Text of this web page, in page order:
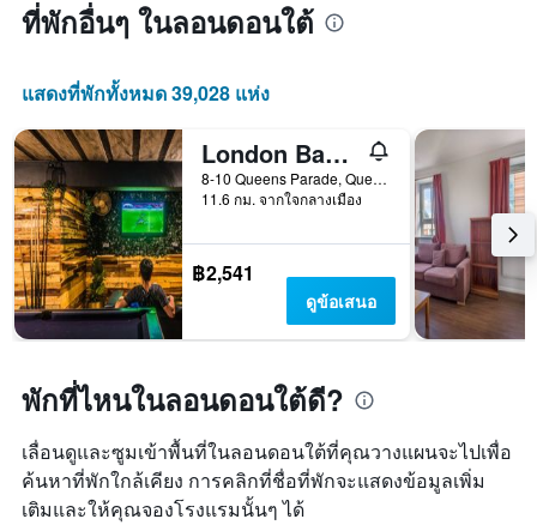
ที่พักอื่นๆ ในลอนดอนใต้
แสดงที่พักทั้งหมด 39,028 แห่ง
London Backpackers Youth Hostel 18 - 35 Years Old Only
8-10 Queens Parade, Queens Rd, ลอนดอน, สหราชอาณาจักร
11.6 กม. จากใจกลางเมือง
฿2,541
ดูข้อเสนอ
พักที่ไหนในลอนดอนใต้ดี?
เลื่อนดูและซูมเข้าพื้นที่ในลอนดอนใต้ที่คุณวางแผนจะไปเพื่อ
ค้นหาที่พักใกล้เคียง การคลิกที่ชื่อที่พักจะแสดงข้อมูลเพิ่ม
เติมและให้คุณจองโรงแรมนั้นๆ ได้